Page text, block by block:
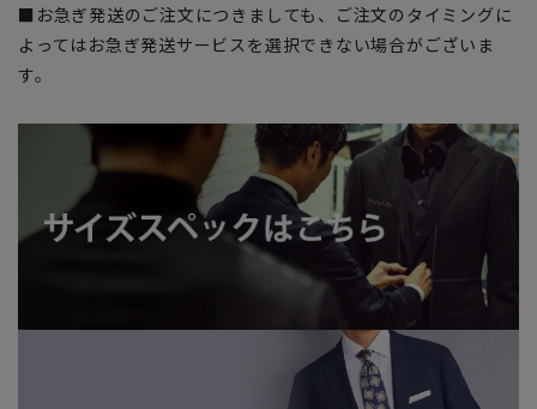
■お急ぎ発送のご注文につきましても、ご注文のタイミングに
よってはお急ぎ発送サービスを選択できない場合がございま
す。